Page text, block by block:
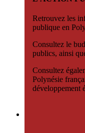
Retrouvez les
publique en
Consultez le
publics, ainsi
Consultez
Polynésie
développement